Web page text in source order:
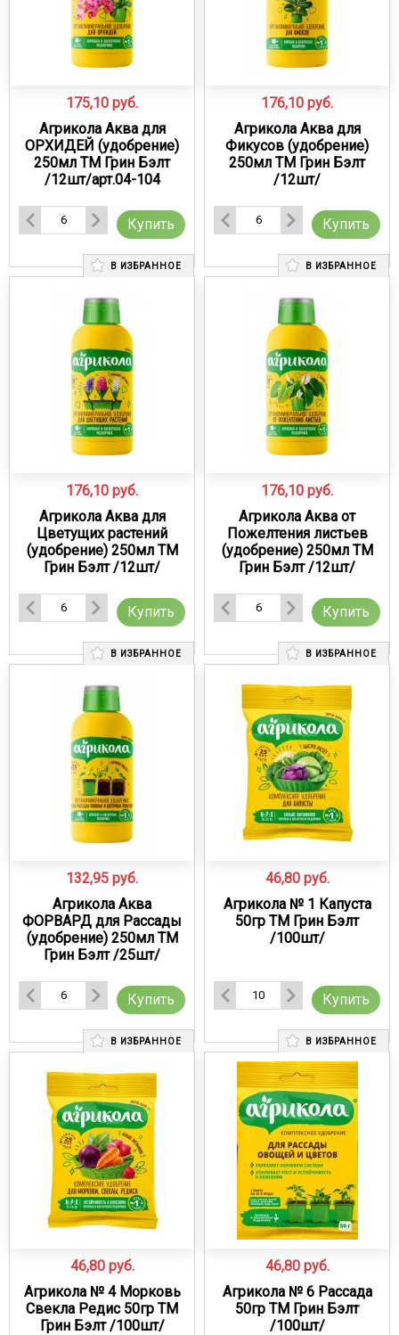
175,10 руб.
Агрикола Аква для
ОРХИДЕЙ (удобрение)
250мл ТМ Грин Бэлт
/12шт/арт.04-104
Купить
176,10 руб.
Агрикола Аква для
Фикусов (удобрение)
250мл ТМ Грин Бэлт
/12шт/
Купить
В ИЗБРАННОЕ
176,10 руб.
Агрикола Аква для
Цветущих растений
(удобрение) 250мл ТМ
Грин Бэлт /12шт/
Купить
В ИЗБРАННОЕ
176,10 руб.
Агрикола Аква от
Пожелтения листьев
(удобрение) 250мл ТМ
Грин Бэлт /12шт/
Купить
В ИЗБРАННОЕ
132,95 руб.
Агрикола Аква
ФОРВАРД для Рассады
(удобрение) 250мл ТМ
Грин Бэлт /25шт/
Купить
В ИЗБРАННОЕ
46,80 руб.
Агрикола № 1 Капуста
50гр ТМ Грин Бэлт
/100шт/
Купить
В ИЗБРАННОЕ
46,80 руб.
Агрикола № 4 Морковь
Свекла Редис 50гр ТМ
Грин Бэлт /100шт/
В ИЗБРАННОЕ
46,80 руб.
Агрикола № 6 Рассада
50гр ТМ Грин Бэлт
/100шт/